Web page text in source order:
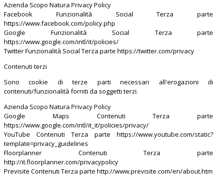
Azienda Scopo Natura Privacy Policy
Facebook Funzionalità Social Terza parte
https://www.facebook.com/policy.php
Google Funzionalità Social Terza parte
https://www.google.com/intl/it/policies/
Twitter Funzionalità Social Terza parte https://twitter.com/privacy
Contenuti terzi
Sono cookie di terze parti necessari all'erogazioni di
contenuti/funzionalità forniti da soggetti terzi.
Azienda Scopo Natura Privacy Policy
Google Maps Contenuti Terza parte
https://www.google.com/intl/it_it/policies/privacy/
YouTube Contenuti Terza parte https://www.youtube.com/static?
template=privacy_guidelines
Floorplanner Contenuti Terza parte
http://it.floorplanner.com/privacypolicy
Previsite Contenuti Terza parte http://www.previsite.com/en/about.htm